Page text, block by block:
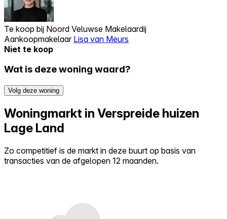
Te koop bij Noord Veluwse Makelaardij
Aankoopmakelaar Lisa van Meurs
Niet te koop
Wat is deze woning waard?
Volg deze woning
Woningmarkt in Verspreide huizen
Lage Land
Zo competitief is de markt in deze buurt op basis van
transacties van de afgelopen 12 maanden.